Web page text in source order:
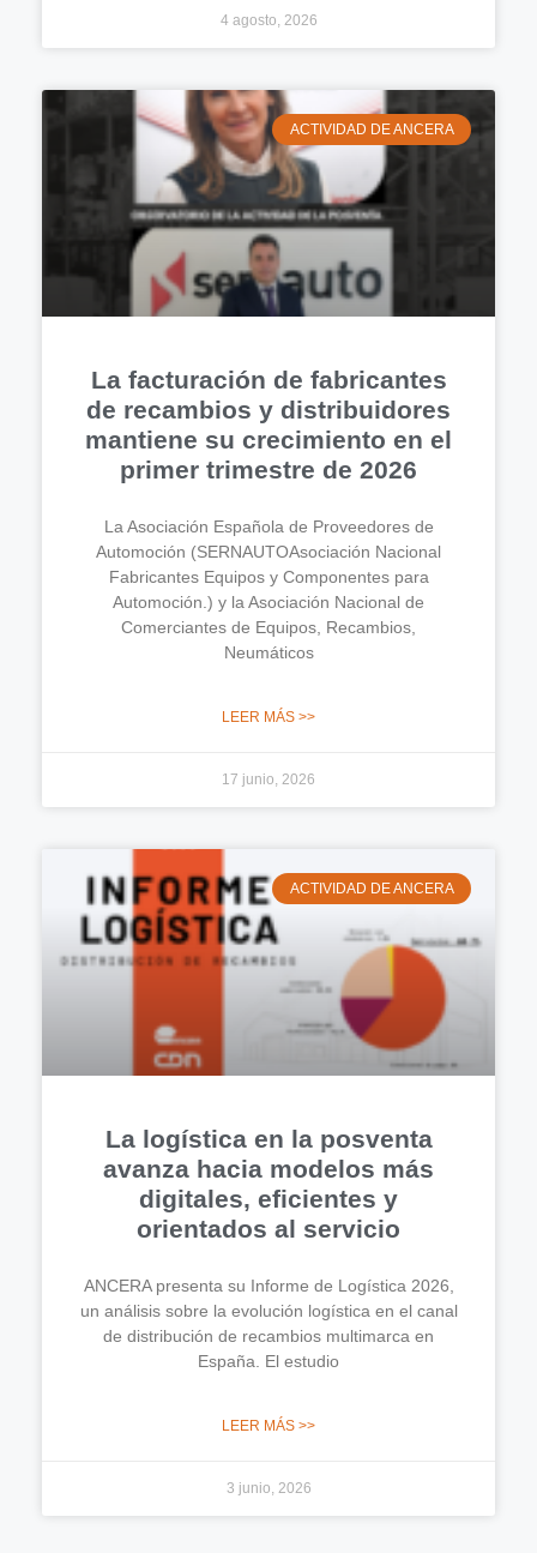
4 agosto, 2026
ACTIVIDAD DE ANCERA
La facturación de fabricantes
de recambios y distribuidores
mantiene su crecimiento en el
primer trimestre de 2026
La Asociación Española de Proveedores de
Automoción (SERNAUTOAsociación Nacional
Fabricantes Equipos y Componentes para
Automoción.) y la Asociación Nacional de
Comerciantes de Equipos, Recambios,
Neumáticos
LEER MÁS >>
17 junio, 2026
ACTIVIDAD DE ANCERA
La logística en la posventa
avanza hacia modelos más
digitales, eficientes y
orientados al servicio
ANCERA presenta su Informe de Logística 2026,
un análisis sobre la evolución logística en el canal
de distribución de recambios multimarca en
España. El estudio
LEER MÁS >>
3 junio, 2026